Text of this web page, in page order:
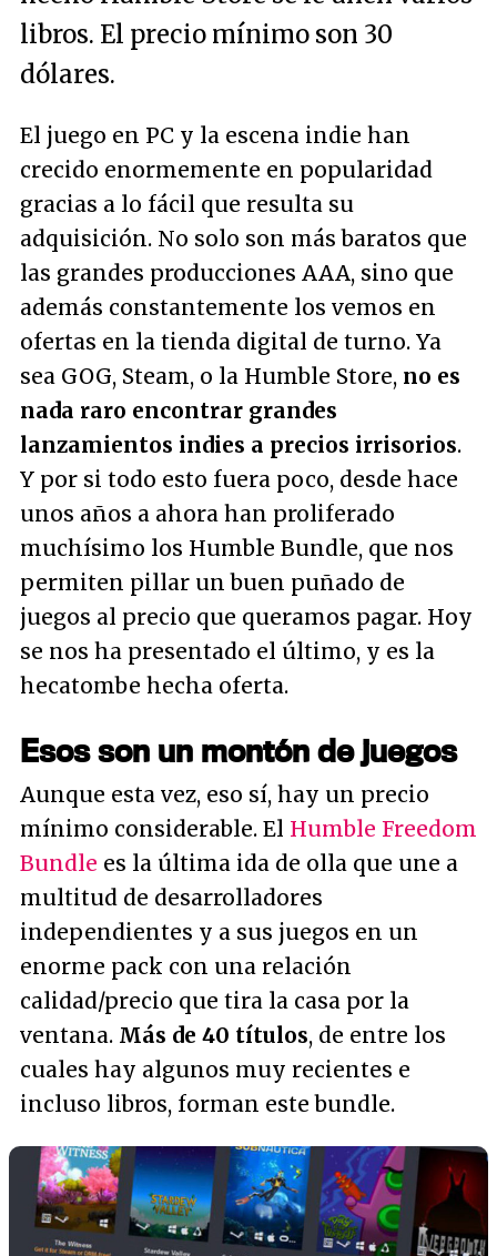
libros. El precio mínimo son 30
dólares.
El juego en PC y la escena indie han
crecido enormemente en popularidad
gracias a lo fácil que resulta su
adquisición. No solo son más baratos que
las grandes producciones AAA, sino que
además constantemente los vemos en
ofertas en la tienda digital de turno. Ya
sea GOG, Steam, o la Humble Store, no es
nada raro encontrar grandes
lanzamientos indies a precios irrisorios.
Y por si todo esto fuera poco, desde hace
unos años a ahora han proliferado
muchísimo los Humble Bundle, que nos
permiten pillar un buen puñado de
juegos al precio que queramos pagar. Hoy
se nos ha presentado el último, y es la
hecatombe hecha oferta.
Esos son un montón de juegos
Aunque esta vez, eso sí, hay un precio
mínimo considerable. El Humble Freedom
Bundle es la última ida de olla que une a
multitud de desarrolladores
independientes y a sus juegos en un
enorme pack con una relación
calidad/precio que tira la casa por la
ventana. Más de 40 títulos, de entre los
cuales hay algunos muy recientes e
incluso libros, forman este bundle.